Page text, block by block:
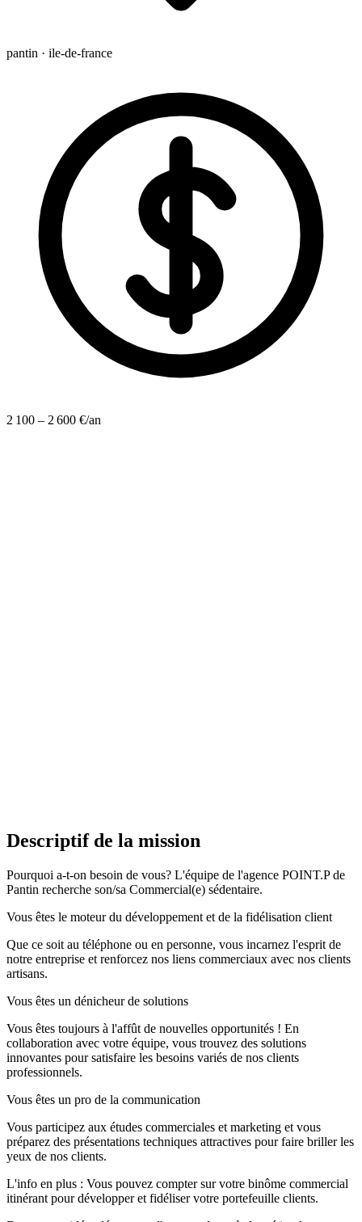
pantin · ile-de-france
2 100 – 2 600 €/an
Descriptif de la mission
Pourquoi a-t-on besoin de vous? L'équipe de l'agence POINT.P de
Pantin recherche son/sa Commercial(e) sédentaire.
Vous êtes le moteur du développement et de la fidélisation client
Que ce soit au téléphone ou en personne, vous incarnez l'esprit de
notre entreprise et renforcez nos liens commerciaux avec nos clients
artisans.
Vous êtes un dénicheur de solutions
Vous êtes toujours à l'affût de nouvelles opportunités ! En
collaboration avec votre équipe, vous trouvez des solutions
innovantes pour satisfaire les besoins variés de nos clients
professionnels.
Vous êtes un pro de la communication
Vous participez aux études commerciales et marketing et vous
préparez des présentations techniques attractives pour faire briller les
yeux de nos clients.
L'info en plus : Vous pouvez compter sur votre binôme commercial
itinérant pour développer et fidéliser votre portefeuille clients.